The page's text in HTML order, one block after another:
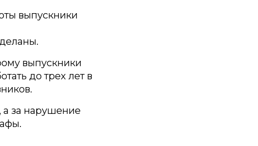
выпускники
выпускники
до трех лет в
а за нарушение